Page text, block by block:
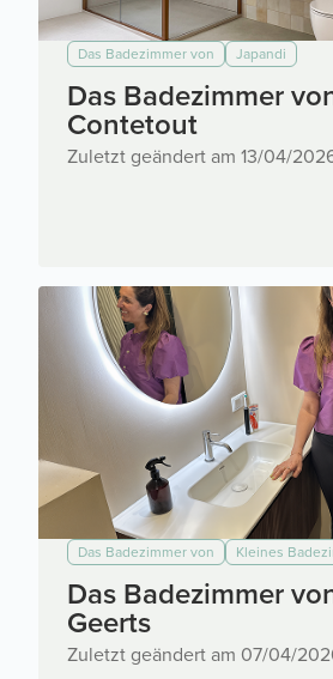
Das Badezimmer von Japandi
Das Badezimmer
Contetout
Zuletzt geändert am 13/04/
Das Badezimmer von Kleines
Das Badezimmer
Geerts
Zuletzt geändert am 07/04/